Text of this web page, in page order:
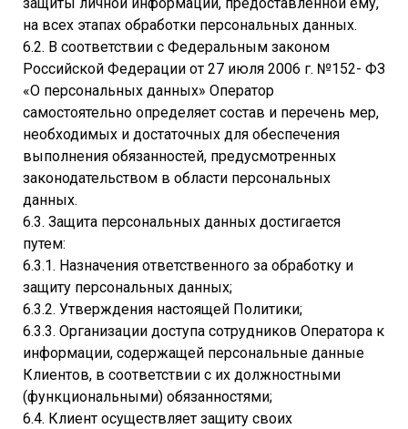
на всех этапах обработки персональных данных.
6.2. В соответствии с Федеральным законом
Российской Федерации от 27 июля 2006 г. №152- ФЗ
«О персональных данных» Оператор
самостоятельно определяет состав и перечень мер,
необходимых и достаточных для обеспечения
выполнения обязанностей, предусмотренных
законодательством в области персональных
данных.
6.3. Защита персональных данных достигается
путем:
6.3.1. Назначения ответственного за обработку и
защиту персональных данных;
6.3.2. Утверждения настоящей Политики;
6.3.3. Организации доступа сотрудников Оператора к
информации, содержащей персональные данные
Клиентов, в соответствии с их должностными
(функциональными) обязанностями;
6.4. Клиент осуществляет защиту своих